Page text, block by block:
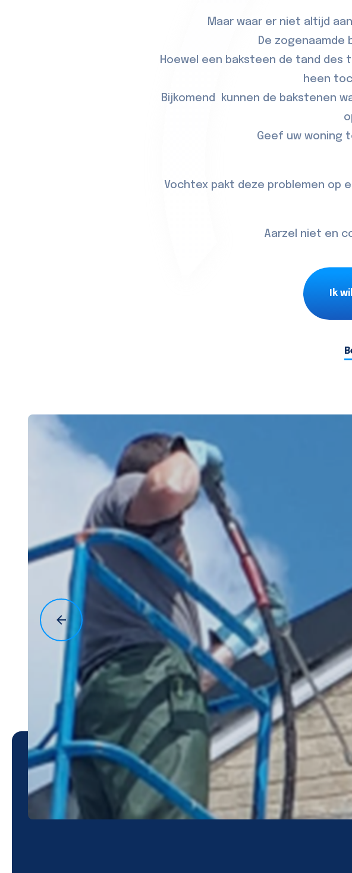
Maar waar er niet altijd
De zogenaamde
Hoewel een baksteen de tand des
heen
Bijkomend kunnen de bakstenen
Geef uw woning
Vochtex pakt deze problemen op
Aarzel niet en
Ik